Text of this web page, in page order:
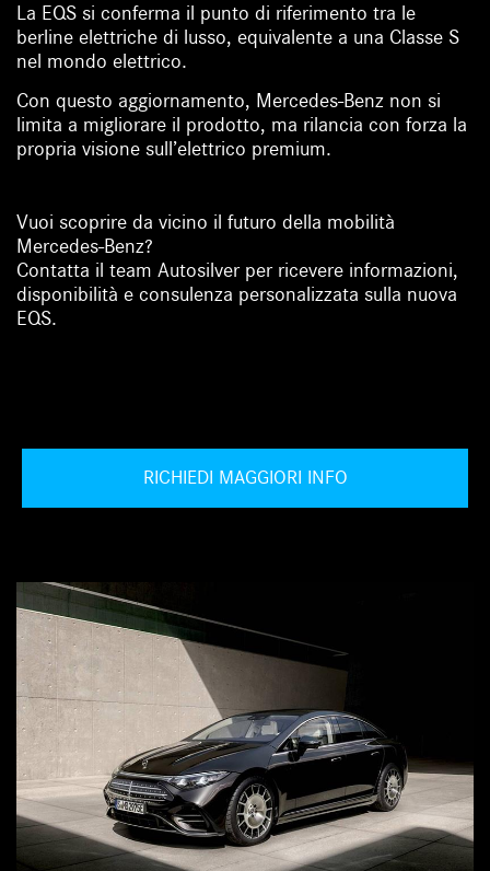
La EQS si conferma il punto di riferimento tra le
berline elettriche di lusso, equivalente a una Classe S
nel mondo elettrico.
Con questo aggiornamento, Mercedes-Benz non si
limita a migliorare il prodotto, ma rilancia con forza la
propria visione sull’elettrico premium.
Vuoi scoprire da vicino il futuro della mobilità
Mercedes-Benz?
Contatta il team Autosilver per ricevere informazioni,
disponibilità e consulenza personalizzata sulla nuova
EQS.
RICHIEDI MAGGIORI INFO